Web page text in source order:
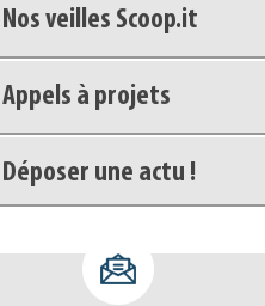
Appels à projets
Déposer une actu !
Accéder à son compte - (Se
Base documentaire